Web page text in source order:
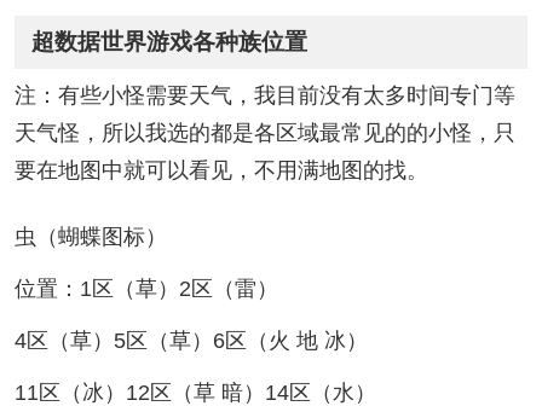
超数据世界游戏各种族位置
注：有些小怪需要天气，我目前没有太多时间专门等
天气怪，所以我选的都是各区域最常见的的小怪，只
要在地图中就可以看见，不用满地图的找。
虫（蝴蝶图标）
位置：1区（草）2区（雷）
4区（草）5区（草）6区（火 地 冰）
11区（冰）12区（草 暗）14区（水）